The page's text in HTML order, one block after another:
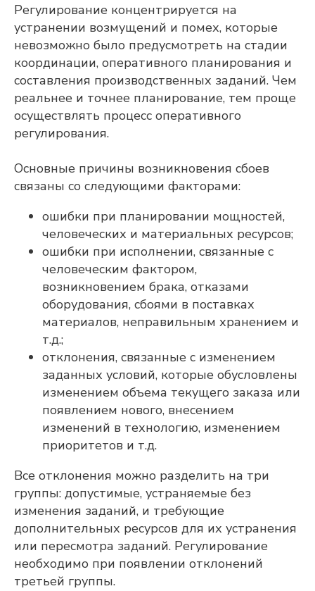
Регулирование концентрируется на
устранении возмущений и помех, которые
невозможно было предусмотреть на стадии
координации, оперативного планирования и
составления производственных заданий. Чем
реальнее и точнее планирование, тем проще
осуществлять процесс оперативного
регулирования.
Основные причины возникновения сбоев
связаны со следующими факторами:
ошибки при планировании мощностей,
человеческих и материальных ресурсов;
ошибки при исполнении, связанные с
человеческим фактором,
возникновением брака, отказами
оборудования, сбоями в поставках
материалов, неправильным хранением и
т.д.;
отклонения, связанные с изменением
заданных условий, которые обусловлены
изменением объема текущего заказа или
появлением нового, внесением
изменений в технологию, изменением
приоритетов и т.д.
Все отклонения можно разделить на три
группы: допустимые, устраняемые без
изменения заданий, и требующие
дополнительных ресурсов для их устранения
или пересмотра заданий. Регулирование
необходимо при появлении отклонений
третьей группы.
Adeptik APS
Современное решение класса APS
(Advanced Planning & Scheduling) для
и оперативного
производственного планирования
ПОДРОБНЕЕ